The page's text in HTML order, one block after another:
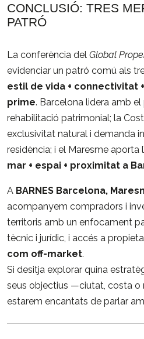
CONCLUSIÓ: TRES
PATRÓ
La conferència del Global
evidenciar un patró comú als
estil de vida + connectivitat +
prime. Barcelona lidera amb el
rehabilitació patrimonial; la
exclusivitat natural i demanda
residència; i el Maresme aporta
mar + espai + proximitat a
A BARNES Barcelona,
acompanyem compradors i
territoris amb un enfocament
tècnic i jurídic, i accés a
com off-market.
Si desitja explorar quina
seus objectius —ciutat, costa o
estarem encantats de parlar